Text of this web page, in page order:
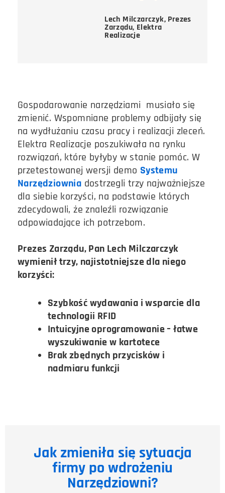
Lech Milczarczyk, Prezes
Zarządu, Elektra
Realizacje
Gospodarowanie narzędziami musiało się
zmienić. Wspomniane problemy odbijały się
na wydłużaniu czasu pracy i realizacji zleceń.
Elektra Realizacje poszukiwała na rynku
rozwiązań, które byłyby w stanie pomóc. W
przetestowanej wersji demo Systemu
Narzędziownia dostrzegli trzy najważniejsze
dla siebie korzyści, na podstawie których
zdecydowali, że znaleźli rozwiązanie
odpowiadające ich potrzebom.
Prezes Zarządu, Pan Lech Milczarczyk
wymienił trzy, najistotniejsze dla niego
korzyści:
Szybkość wydawania i wsparcie dla
technologii RFID
Intuicyjne oprogramowanie – łatwe
wyszukiwanie w kartotece
Brak zbędnych przycisków i
nadmiaru funkcji
Jak zmieniła się sytuacja
firmy po wdrożeniu
Narzędziowni?